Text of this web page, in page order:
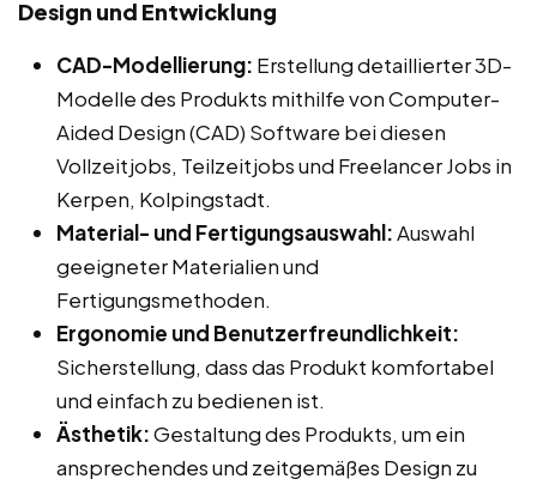
Design und Entwicklung
CAD-Modellierung: Erstellung detaillierter 3D-
Modelle des Produkts mithilfe von Computer-
Aided Design (CAD) Software bei diesen
Vollzeitjobs, Teilzeitjobs und Freelancer Jobs in
Kerpen, Kolpingstadt.
Material- und Fertigungsauswahl:Auswahl
geeigneter Materialien und
Fertigungsmethoden.
Ergonomie und Benutzerfreundlichkeit:
Sicherstellung, dass das Produkt komfortabel
und einfach zu bedienen ist.
Ästhetik:Gestaltung des Produkts, um ein
ansprechendes und zeitgemäßes Design zu